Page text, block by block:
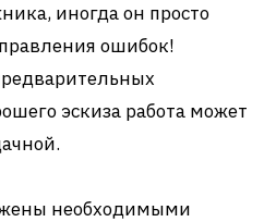
иногда он просто
ошибок!
эскиза работа может
необходимыми